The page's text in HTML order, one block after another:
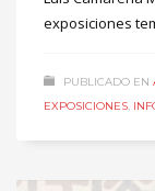
exposiciones
PUBLICADO EN
EXPOSICIONES,